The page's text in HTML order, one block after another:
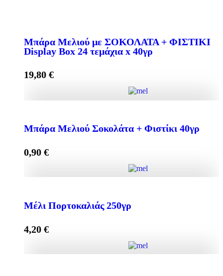
Add to cart
Mπάρα Μελιού με ΣΟΚΟΛΑΤΑ + ΦΙΣΤΙΚΙ
Display Box 24 τεμάχια x 40γρ
19,80 €
Box 24 τεμάχια x 40γρ quantity
Add to cart
Μπάρα Μελιού Σοκολάτα + Φιστίκι 40γρ
0,90 €
Μέλι Πορτοκαλιάς 250γρ
4,20 €